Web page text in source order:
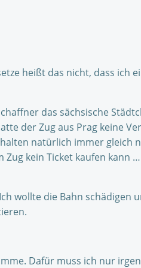
heißt das nicht, dass ich
das sächsische
der Zug aus Prag keine
natürlich immer gleich
Zug kein Ticket kaufen
wollte die Bahn schädigen
Dafür muss ich nur